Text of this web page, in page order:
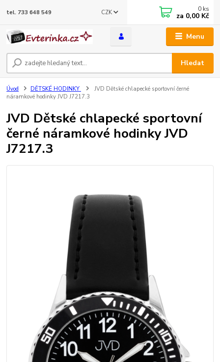
Menu
CZK
Hledat
tel. 733 648 549 0 ks
za 0,00 Kč
Úvod DĚTSKÉ HODINKY
JVD Dětské chlapecké sportovní černé
náramkové hodinky JVD J7217.3
JVD Dětské chlapecké sportovní
černé náramkové hodinky JVD
J7217.3